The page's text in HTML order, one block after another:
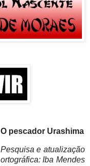
O pescador Urashima
Pesquisa e atualização
ortográfica: Iba Mendes